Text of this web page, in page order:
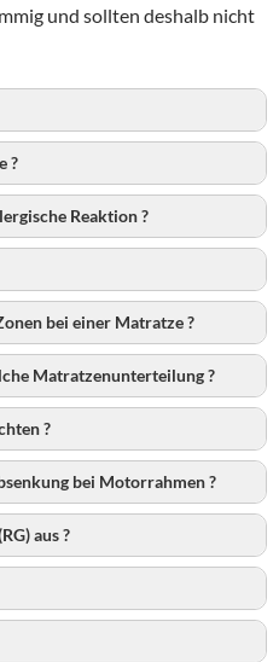
und sollten deshalb nicht
?
Reaktion ?
bei einer Matratze ?
Matratzenunterteilung ?
?
bei Motorrahmen ?
aus ?